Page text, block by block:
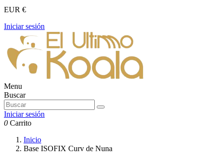
EUR €
Iniciar sesión
Menu
Buscar
Iniciar sesión
0 Carrito
Inicio
Base ISOFIX Curv de Nuna